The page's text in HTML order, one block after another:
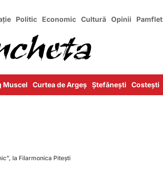
Politic Economic Cultură Opinii Pamflet
Muscel Curtea de Argeș Ștefănești Costești
la Filarmonica Pitești